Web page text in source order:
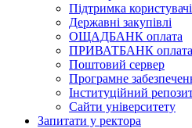
Підтримка
Державні закупівлі
ОЩАДБАНК оплата
ПРИВАТБАНК оплата
Поштовий сервер
Програмне
Інституційний
Сайти університету
Запитати у ректора